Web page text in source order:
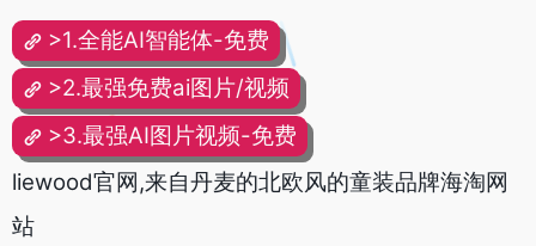
>1.全能AI智能体-免费
>2.最强免费ai图片/视频
>3.最强AI图片视频-免费
liewood官网,来自丹麦的北欧风的童装品牌海淘网
站